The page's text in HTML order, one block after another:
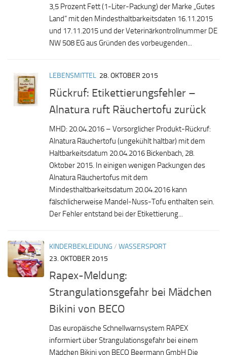
3,5 Prozent Fett (1-Liter-Packung) der Marke „Gutes
Land“ mit den Mindesthaltbarkeitsdaten 16.11.2015
und 17.11.2015 und der Veterinärkontrollnummer DE
NW 508 EG aus Gründen des vorbeugenden...
LEBENSMITTEL 28. OKTOBER 2015
Rückruf: Etikettierungsfehler –
Alnatura ruft Räuchertofu zurück
MHD: 20.04.2016 – Vorsorglicher Produkt-Rückruf:
Alnatura Räuchertofu (ungekühlt haltbar) mit dem
Haltbarkeitsdatum 20.04.2016 Bickenbach, 28.
Oktober 2015. In einigen wenigen Packungen des
Alnatura Räucher­tofus mit dem
Mindesthaltbarkeitsdatum 20.04.2016 kann
fälschlicher­weise Mandel-Nuss-Tofu enthalten sein.
Der Fehler entstand bei der Etikettierung...
KINDERBEKLEIDUNG / WASSERSPORT
23. OKTOBER 2015
Rapex-Meldung:
Strangulationsgefahr bei Mädchen
Bikini von BECO
Das europäische Schnellwarnsystem RAPEX
informiert über Strangulationsgefahr bei einem
Mädchen Bikini von BECO Beermann GmbH Die